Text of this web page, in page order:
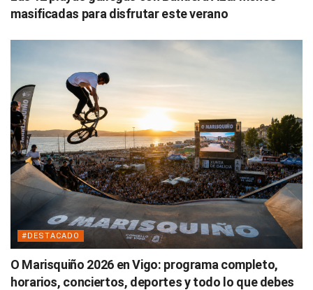
masificadas para disfrutar este verano
#DESTACADO
O Marisquiño 2026 en Vigo: programa completo,
horarios, conciertos, deportes y todo lo que debes